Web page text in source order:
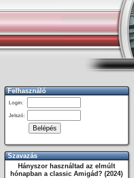
Felhasználó
Login:
Jelszó:
Szavazás
Hányszor használtad az elmúlt
hónapban a classic Amigád? (2024)